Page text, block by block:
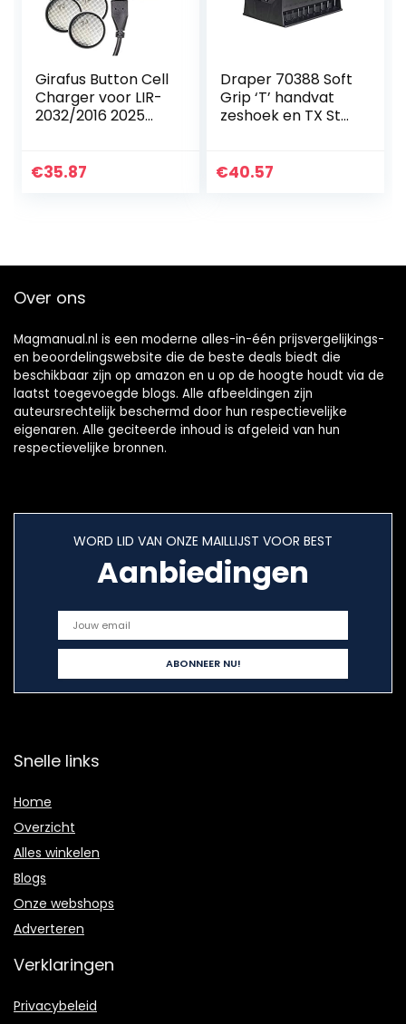
Girafus Button Cell
Charger voor LIR-
2032/2016 2025
Inclusief 4X LiR2032
€35.87
Draper 70388 Soft
Grip ‘T’ handvat
zeshoek en TX Star
€40.57
Over ons
Magmanual.nl is een moderne alles-in-één prijsvergelijkings-
en beoordelingswebsite die de beste deals biedt die
beschikbaar zijn op amazon en u op de hoogte houdt via de
laatst toegevoegde blogs. Alle afbeeldingen zijn
auteursrechtelijk beschermd door hun respectievelijke
eigenaren. Alle geciteerde inhoud is afgeleid van hun
respectievelijke bronnen.
WORD LID VAN ONZE MAILLIJST VOOR BEST
Aanbiedingen
Snelle links
Home
Overzicht
Alles winkelen
Blogs
Onze webshops
Adverteren
Verklaringen
Privacybeleid